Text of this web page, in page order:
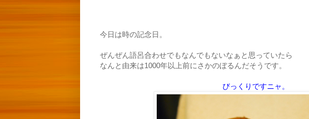
今日は時の記念日。
ぜんぜん語呂合わせでもなんでもないなぁと思っていたら
なんと由来は1000年以上前にさかのぼるんだそうです。
びっくりですニャ。